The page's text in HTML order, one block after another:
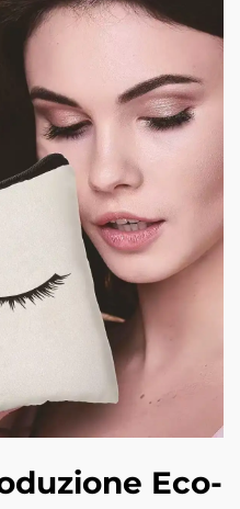
Eco-